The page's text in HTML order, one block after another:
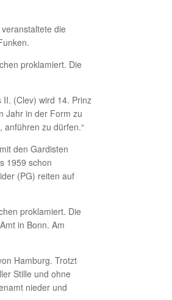
die
proklamiert. Die
(Clev) wird 14. Prinz
Jahr in der Form zu
anführen zu dürfen.“
den Gardisten
1959 schon
(PG) reiten auf
proklamiert. Die
in Bonn. Am
Hamburg. Trotzt
Stille und ohne
nieder und